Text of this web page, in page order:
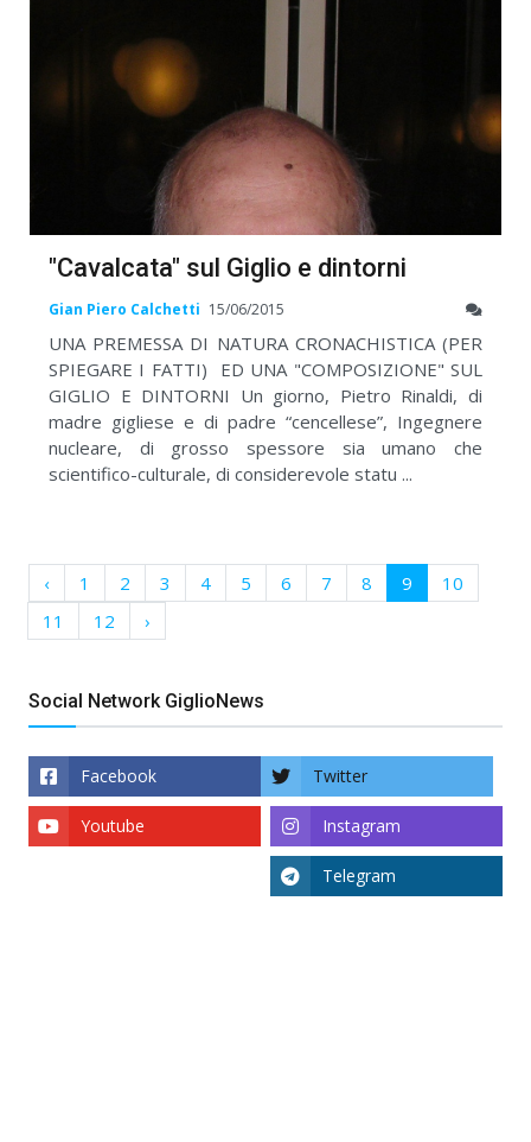
"Cavalcata" sul Giglio e dintorni
Gian Piero Calchetti 15/06/2015
UNA PREMESSA DI NATURA CRONACHISTICA (PER
SPIEGARE I FATTI) ED UNA "COMPOSIZIONE" SUL
GIGLIO E DINTORNI Un giorno, Pietro Rinaldi, di
madre gigliese e di padre “cencellese”, Ingegnere
nucleare, di grosso spessore sia umano che
scientifico-culturale, di considerevole statu ...
‹ 1 2 3 4 5 6 7 8 9
10
11
12 ›
Social Network GiglioNews
Facebook Twitter
Instagram
Youtube
Telegram